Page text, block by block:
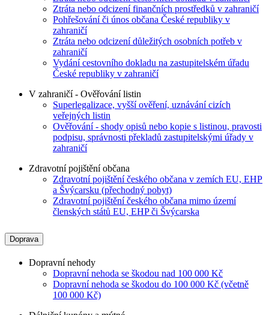
Ztráta nebo odcizení finančních prostředků v zahraničí
Pohřešování či únos občana České republiky v
zahraničí
Ztráta nebo odcizení důležitých osobních potřeb v
zahraničí
Vydání cestovního dokladu na zastupitelském úřadu
České republiky v zahraničí
V zahraničí - Ověřování listin
Superlegalizace, vyšší ověření, uznávání cizích
veřejných listin
Ověřování - shody opisů nebo kopie s listinou, pravosti
podpisu, správnosti překladů zastupitelskými úřady v
zahraničí
Zdravotní pojištění občana
Zdravotní pojištění českého občana v zemích EU, EHP
a Švýcarsku (přechodný pobyt)
Zdravotní pojištění českého občana mimo území
členských států EU, EHP či Švýcarska
Doprava
Dopravní nehody
Dopravní nehoda se škodou nad 100 000 Kč
Dopravní nehoda se škodou do 100 000 Kč (včetně
100 000 Kč)